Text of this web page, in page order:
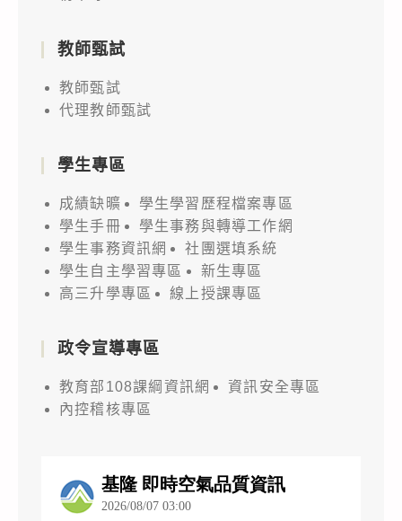
教師甄試
教師甄試
代理教師甄試
學生專區
成績缺曠
學生學習歷程檔案專區
學生手冊
學生事務與轉導工作網
學生事務資訊網
社團選填系統
學生自主學習專區
新生專區
高三升學專區
線上授課專區
政令宣導專區
教育部108課綱資訊網
資訊安全專區
內控稽核專區